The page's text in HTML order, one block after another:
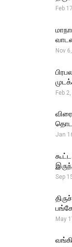
Feb
Nov
Feb
Jan
Sep
May